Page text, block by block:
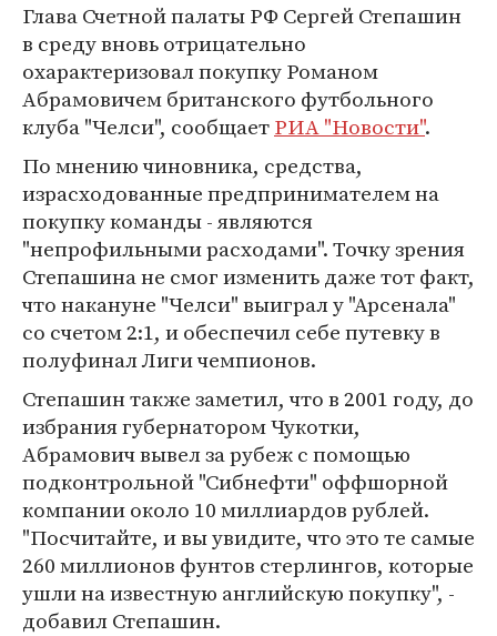
Глава Счетной палаты РФ Сергей Степашин
в среду вновь отрицательно
охарактеризовал покупку Романом
Абрамовичем британского футбольного
клуба "Челси", сообщаетРИА "Новости".
По мнению чиновника, средства,
израсходованные предпринимателем на
покупку команды - являются
"непрофильными расходами". Точку зрения
Степашина не смог изменить даже тот факт,
что накануне "Челси" выиграл у "Арсенала"
со счетом 2:1, и обеспечил себе путевку в
полуфинал Лиги чемпионов.
Степашин также заметил, что в 2001 году, до
избрания губернатором Чукотки,
Абрамович вывел за рубеж с помощью
подконтрольной "Сибнефти" оффшорной
компании около 10 миллиардов рублей.
"Посчитайте, и вы увидите, что это те самые
260 миллионов фунтов стерлингов, которые
ушли на известную английскую покупку", -
добавил Степашин.